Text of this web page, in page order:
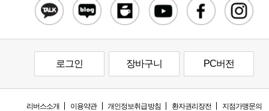
로그인 장바구니 PC버전
리버스소개 이용약관 개인정보취급방침 환자권리장전 지점가맹문의